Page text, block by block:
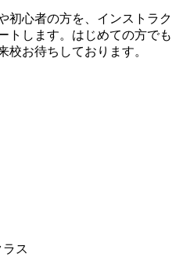
初心者の方を、インストラク
トします。はじめての方でも
校お待ちしております。
ラス